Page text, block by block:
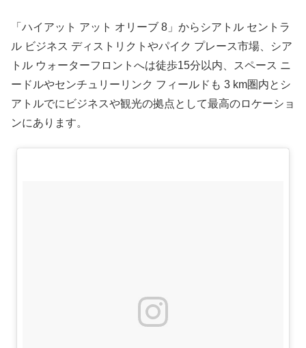
「ハイアット アット オリーブ 8」からシアトル セントラ
ル ビジネス ディストリクトやパイク プレース市場、シア
トル ウォーターフロントへは徒歩15分以内、スペース ニ
ードルやセンチュリーリンク フィールドも 3 km圏内とシ
アトルでにビジネスや観光の拠点として最高のロケーショ
ンにあります。